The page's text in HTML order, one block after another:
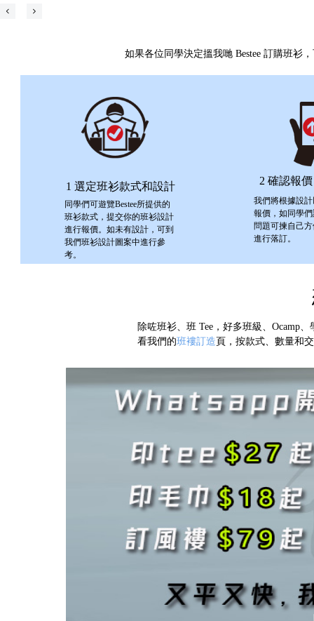
넳 넲
1 選定班衫款式和設計 2 確認報
同學們可遊覽Bestee所提供的
班衫款式，提交你的班衫設計
進行報價。如未有設計，可到
我們班衫設計圖案中進行參
考。
我們將根據設
報價，如同學
問題可揀自己
進行落訂。
如果各位同學決定搵我哋 Bestee 訂購班衫
除咗班衫、班 Tee，好多班級、Ocamp
看我們的班褸訂造 頁，按款式、數量和